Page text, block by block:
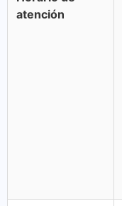
atención